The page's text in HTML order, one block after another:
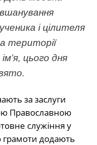
і цілителя
території
цього дня
за заслуги
Православною
служіння у
додають